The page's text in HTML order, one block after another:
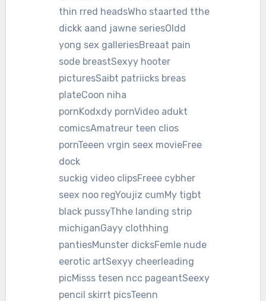
thin rred headsWho staarted tthe
dickk aand jawne seriesOldd
yong sex galleriesBreaat pain
sode breastSexyy hooter
picturesSaibt patriicks breas
plateCoon niha
pornKodxdy pornVideo adukt
comicsAmatreur teen clios
pornTeeen vrgin seex movieFree
dock
suckig video clipsFreee cybher
seex noo regYoujiz cumMy tigbt
black pussyThhe landing strip
michiganGayy clothhing
pantiesMunster dicksFemle nude
eerotic artSexyy cheerleading
picMisss tesen ncc pageantSeexy
pencil skirrt picsTeenn